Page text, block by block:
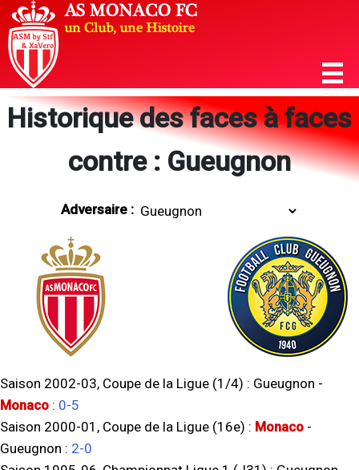
Historique des faces à faces
contre : Gueugnon
Adversaire :
Saison 2002-03, Coupe de la Ligue (1/4) : Gueugnon -
Monaco : 0-5
Saison 2000-01, Coupe de la Ligue (16e) : Monaco -
Gueugnon : 2-0